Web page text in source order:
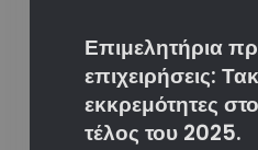
Επιμελητήρια
επιχειρήσεις:
εκκρεμότητες
τέλος του 2025.